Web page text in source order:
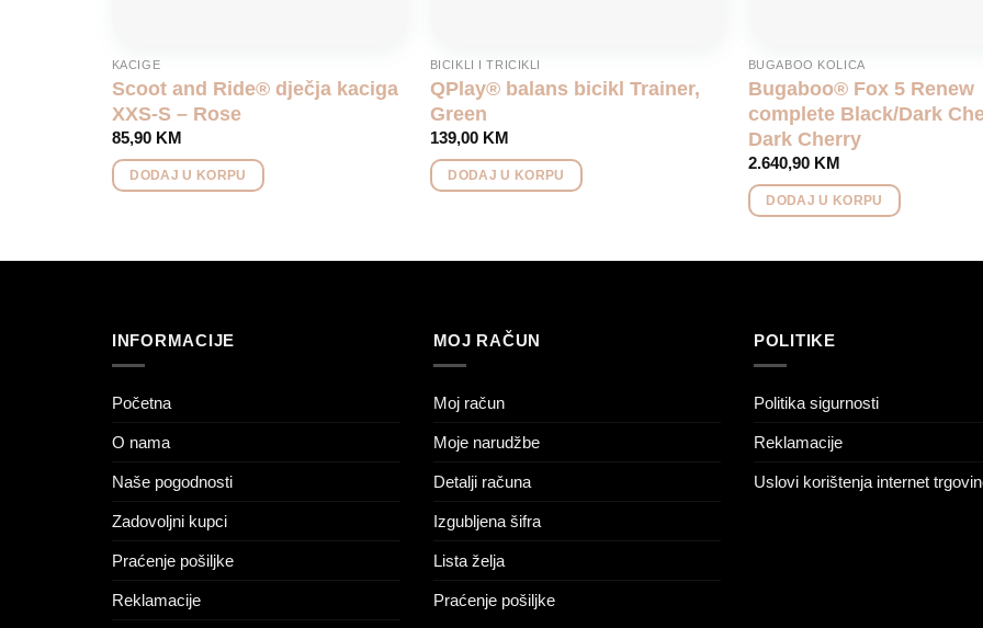
KACIGE
Scoot and Ride® dječja kaciga
XXS-S – Rose
85,90 KM
DODAJ U KORPU
BICIKLI I TRICIKLI
QPlay® balans bicikl Trainer,
Green
139,00 KM
DODAJ U KORPU
BUGABOO KOLICA
Bugaboo® Fox 5 Renew
complete Black/Dark
Dark Cherry
2.640,90 KM
DODAJ U KORPU
INFORMACIJE
Početna
O nama
Naše pogodnosti
Zadovoljni kupci
Praćenje pošiljke
Reklamacije
MOJ RAČUN
Moj račun
Moje narudžbe
Detalji računa
Izgubljena šifra
Lista želja
Praćenje pošiljke
POLITIKE
Politika sigurnosti
Reklamacije
Uslovi korištenja internet